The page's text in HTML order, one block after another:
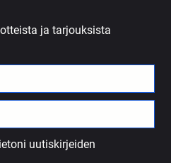
ja tarjouksista
uutiskirjeiden